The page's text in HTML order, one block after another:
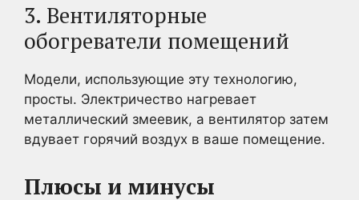
3. Вентиляторные
обогреватели помещений
Модели, использующие эту технологию,
просты. Электричество нагревает
металлический змеевик, а вентилятор затем
вдувает горячий воздух в ваше помещение.
Плюсы и минусы